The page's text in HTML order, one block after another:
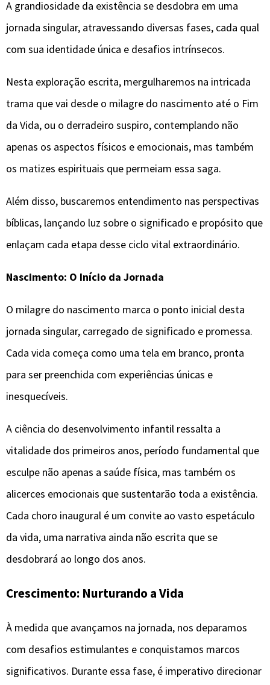
A grandiosidade da existência se desdobra em uma
jornada singular, atravessando diversas fases, cada qual
com sua identidade única e desafios intrínsecos.
Nesta exploração escrita, mergulharemos na intricada
trama que vai desde o milagre do nascimento até o Fim
da Vida, ou o derradeiro suspiro, contemplando não
apenas os aspectos físicos e emocionais, mas também
os matizes espirituais que permeiam essa saga.
Além disso, buscaremos entendimento nas perspectivas
bíblicas, lançando luz sobre o significado e propósito que
enlaçam cada etapa desse ciclo vital extraordinário.
Nascimento: O Início da Jornada
O milagre do nascimento marca o ponto inicial desta
jornada singular, carregado de significado e promessa.
Cada vida começa como uma tela em branco, pronta
para ser preenchida com experiências únicas e
inesquecíveis.
A ciência do desenvolvimento infantil ressalta a
vitalidade dos primeiros anos, período fundamental que
esculpe não apenas a saúde física, mas também os
alicerces emocionais que sustentarão toda a existência.
Cada choro inaugural é um convite ao vasto espetáculo
da vida, uma narrativa ainda não escrita que se
desdobrará ao longo dos anos.
Crescimento: Nurturando a Vida
À medida que avançamos na jornada, nos deparamos
com desafios estimulantes e conquistamos marcos
significativos. Durante essa fase, é imperativo direcionar